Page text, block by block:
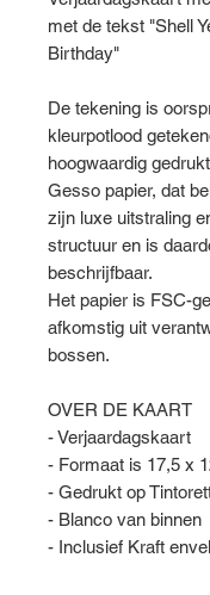
met de tekst "Shell
Birthday"
De tekening is
kleurpotlood
hoogwaardig
Gesso papier, dat
zijn luxe uitstraling
structuur en is
beschrijfbaar.
Het papier is FSC-
afkomstig uit
bossen.
OVER DE KAART
- Verjaardagskaart
- Formaat is 17,5 x
- Gedrukt op
- Blanco van binnen
- Inclusief Kraft